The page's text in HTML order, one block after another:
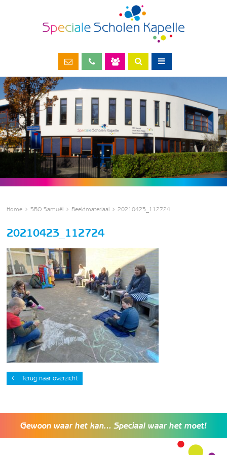
Home SBO Samuël Beeldmateriaal 20210423_112724
20210423_112724
Terug naar overzicht
Gewoon waar het kan... Speciaal waar het moet!